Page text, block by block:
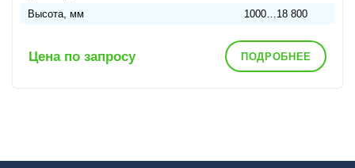
Высота, мм
1000…18 800
Цена по запросу ПОДРОБНЕЕ